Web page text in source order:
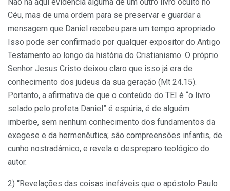
Céu, mas de uma ordem para se preservar e guardar a
mensagem que Daniel recebeu para um tempo apropriado.
Isso pode ser confirmado por qualquer expositor do Antigo
Testamento ao longo da história do Cristianismo. O próprio
Senhor Jesus Cristo deixou claro que isso já era de
conhecimento dos judeus da sua geração (Mt 24.15).
Portanto, a afirmativa de que o conteúdo do TEI é “o livro
selado pelo profeta Daniel” é espúria, é de alguém
imberbe, sem nenhum conhecimento dos fundamentos da
exegese e da hermenêutica; são compreensões infantis, de
cunho nostradâmico, e revela o despreparo teológico do
autor.
2) “Revelações das coisas inefáveis que o apóstolo Paulo